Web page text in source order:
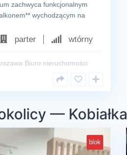
zachwyca funkcjonalnym
wychodzącym na
parter wtórny
Biuro nieruchomości
— Kobiałka
blok